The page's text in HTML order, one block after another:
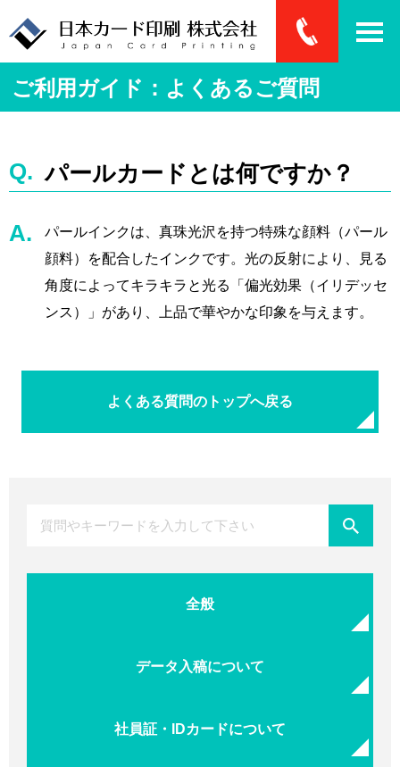
ご利用ガイド：よくあるご質問
パールカードとは何ですか？
パールインクは、真珠光沢を持つ特殊な顔料（パール
顔料）を配合したインクです。光の反射により、見る
角度によってキラキラと光る「偏光効果（イリデッセ
ンス）」があり、上品で華やかな印象を与えます。
よくある質問のトップへ戻る
全般
データ入稿について
社員証・IDカードについて